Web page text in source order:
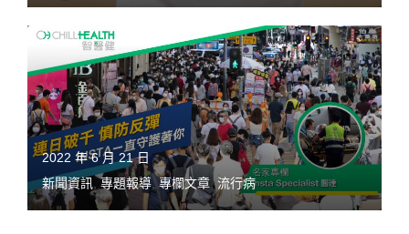
2022 年 6 月 21 日
新聞資訊
,專題報導, 專欄文章,流行病